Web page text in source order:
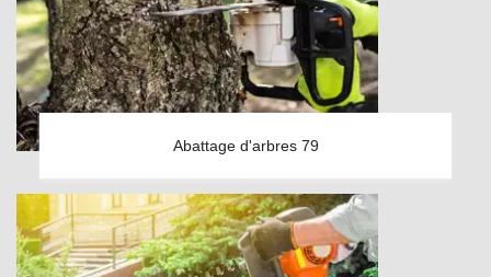
Abattage d'arbres 79